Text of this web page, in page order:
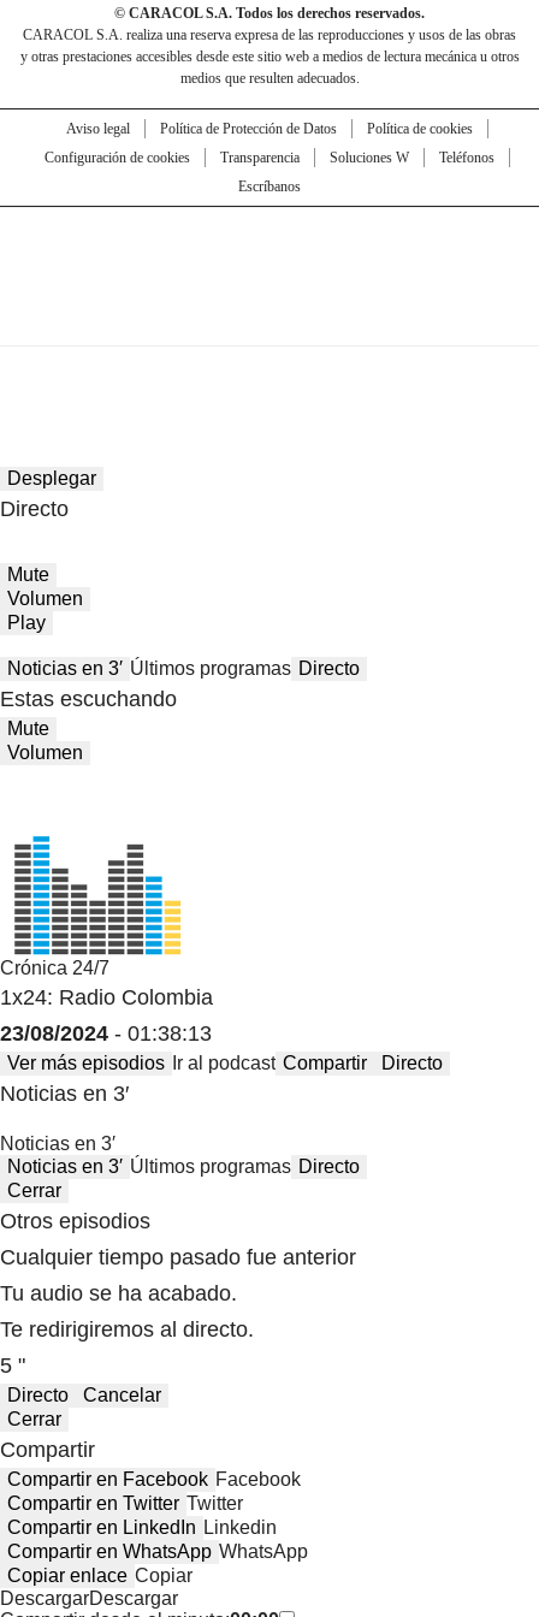
© CARACOL S.A. Todos los derechos reservados.
CARACOL S.A. realiza una reserva expresa de las reproducciones y usos de las obras
y otras prestaciones accesibles desde este sitio web a medios de lectura mecánica u otros
medios que resulten adecuados.
Aviso legal Política de Protección de Datos
Política de cookies
Configuración de cookies
Transparencia Soluciones W
Teléfonos
Escríbanos
Desplegar
Directo
Mute
Volumen
Play
Noticias en 3′ Últimos programas Directo
Estas escuchando
Mute
Volumen
Crónica 24/7
1x24: Radio Colombia
23/08/2024 - 01:38:13
Ver más episodios Ir al podcast Compartir Directo
Noticias en 3′
Noticias en 3′
Noticias en 3′ Últimos programas Directo
Cerrar
Otros episodios
Cualquier tiempo pasado fue anterior
Tu audio se ha acabado.
Te redirigiremos al directo.
5 "
Directo
Cancelar
Cerrar
Compartir
Compartir en Facebook Facebook
Compartir en Twitter Twitter
Compartir en LinkedIn Linkedin
Compartir en WhatsApp WhatsApp
Copiar enlace Copiar
DescargarDescargar